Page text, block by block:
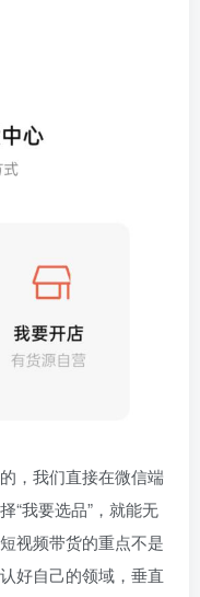
，我们直接在微信端
“我要选品”，就能无
视频带货的重点不是
好自己的领域，垂直